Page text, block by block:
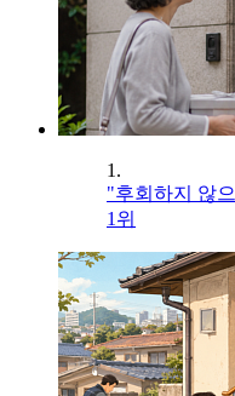
1.
"후회하지 않
1위